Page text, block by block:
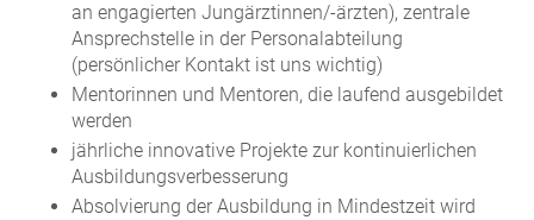
an engagierten Jungärztinnen/-ärzten), zentrale
Ansprechstelle in der Personalabteilung
(persönlicher Kontakt ist uns wichtig)
Mentorinnen und Mentoren, die laufend ausgebildet
werden
jährliche innovative Projekte zur kontinuierlichen
Ausbildungsverbesserung
Absolvierung der Ausbildung in Mindestzeit wird